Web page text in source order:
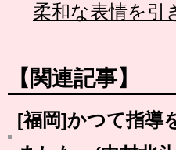
柔和な表情を引
【関連記事】
[福岡]かつて指導